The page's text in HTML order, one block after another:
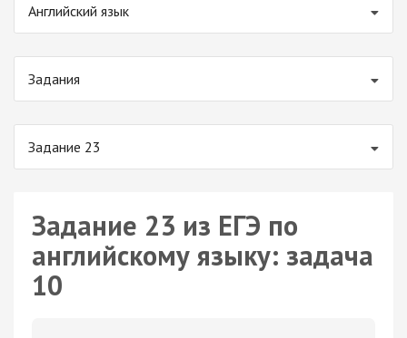
Английский язык
Задания
Задание 23
Задание 23 из ЕГЭ по
английскому языку: задача
10